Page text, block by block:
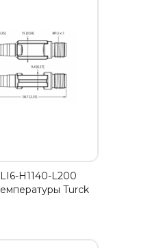
H1140-L200
Turck